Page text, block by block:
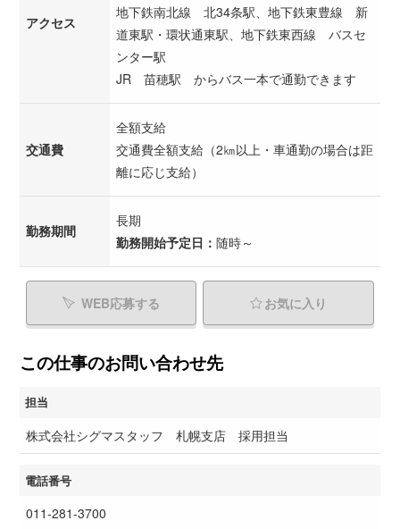
アクセス
地下鉄南北線 北34条駅、地下鉄東豊線 新
道東駅・環状通東駅、地下鉄東西線 バスセ
ンター駅
JR 苗穂駅 からバス一本で通勤できます
交通費
全額支給
交通費全額支給（2㎞以上・車通勤の場合は距
離に応じ支給）
勤務期間
長期
勤務開始予定日： 随時～
WEB応募する お気に入り
この仕事のお問い合わせ先
担当
株式会社シグマスタッフ 札幌支店 採用担当
電話番号
011-281-3700